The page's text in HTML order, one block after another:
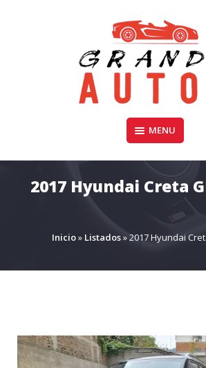
GRANDE AUTOS
Compra y Venta de Autos Usados,
MENU
2017 Hyundai Creta
Inicio» Listados»2017 Hyundai